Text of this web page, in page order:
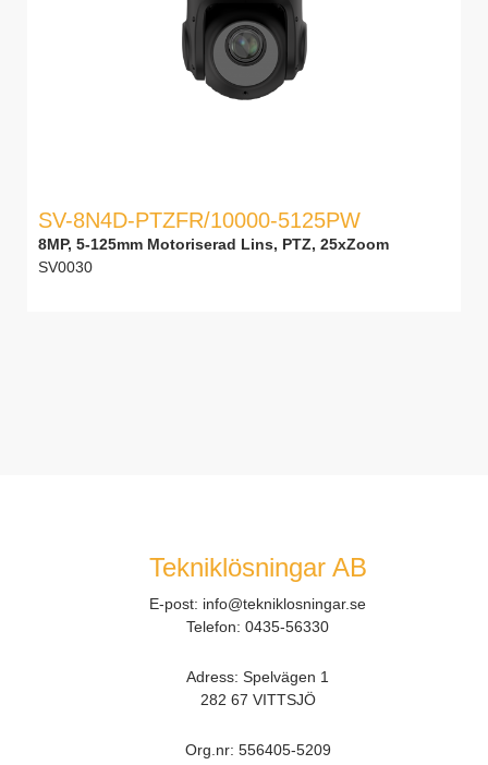
SV-8N4D-PTZFR/10000-5125PW
8MP, 5-125mm Motoriserad Lins, PTZ, 25xZoom
SV0030
Tekniklösningar AB
E-post: info@tekniklosningar.se
Telefon: 0435-56330
Adress: Spelvägen 1
282 67 VITTSJÖ
Org.nr: 556405-5209